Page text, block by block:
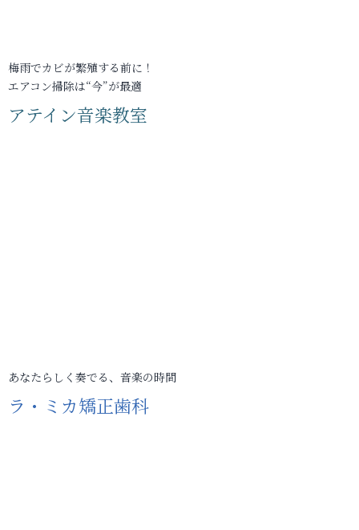
梅雨でカビが繁殖する前に！
エアコン掃除は“今”が最適
アテイン音楽教室
あなたらしく奏でる、音楽の時間
ラ・ミカ矯正歯科